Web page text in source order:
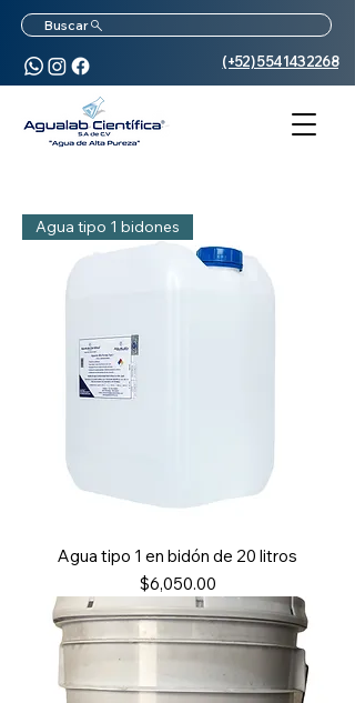
Buscar
(+52) 5541432268
Agua tipo 1 bidones
Agua tipo 1 en bidón de 20 litros
Precio
$6,050.00